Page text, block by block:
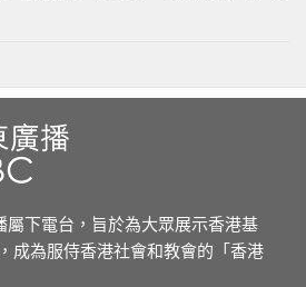
屬下電台，旨於為大眾展示香港基
成為服侍香港社會和教會的「香港